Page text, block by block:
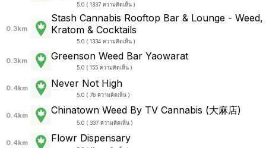
5.0 ( 1337 ความคิดเห็น )
0.3km
Stash Cannabis Rooftop Bar & Lounge - Weed,
Kratom & Cocktails
5.0 ( 1334 ความคิดเห็น )
0.3km Greenson Weed Bar Yaowarat
5.0 ( 155 ความคิดเห็น )
0.4km Never Not High
5.0 ( 76 ความคิดเห็น )
0.4km Chinatown Weed By TV Cannabis (大麻店)
5.0 ( 337 ความคิดเห็น )
0.4km Flowr Dispensary